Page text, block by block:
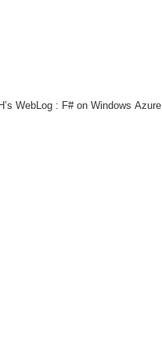
WebLog : F# on Windows Azure